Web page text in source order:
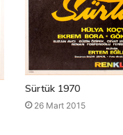
Sürtük 1970
26 Mart 2015